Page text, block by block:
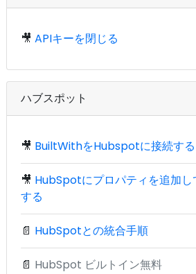
🎥 APIキーを閉じる
ハブスポット
🎥 BuiltWithをHubspotに接続する
🎥 HubSpotにプロパティを追加
する
📄 HubSpotとの統合手順
📄 HubSpot ビルトイン無料